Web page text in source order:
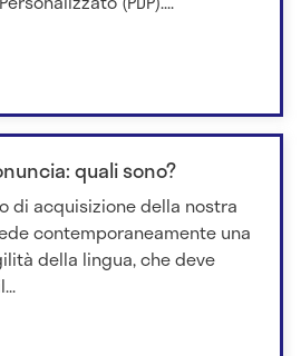
quali sono?
di acquisizione della nostra
contemporaneamente una
della lingua, che deve